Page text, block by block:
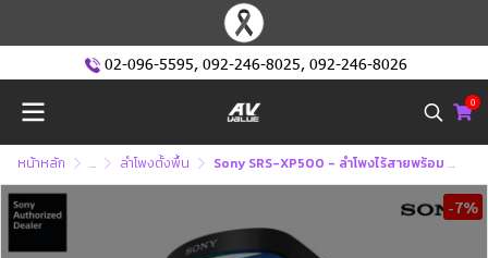
02-096-5595, 092-246-8025, 092-246-8026
0
หน้าหลัก ... ลำโพงตั้งพื้น Sony SRS-XP500 - ลำโพงไร้สายพร้อม Powerful Party Sound ( XP500 )
-7%